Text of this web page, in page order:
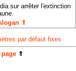
sur arrêter l'extinction
⇑
par défaut fixes
⇑